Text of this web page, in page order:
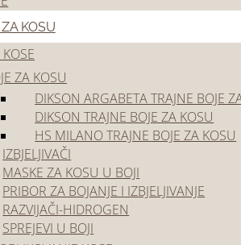
KOSU
KOSE
ZA KOSU
DIKSON ARGABETA TRAJNE BOJE
DIKSON TRAJNE BOJE ZA KOSU
HS MILANO TRAJNE BOJE ZA KOSU
IZBJELJIVAČI
MASKE ZA KOSU U BOJI
PRIBOR ZA BOJANJE I IZBJELJIVANJE
RAZVIJAČI-HIDROGEN
SPREJEVI U BOJI
nas
za sve upite vezane uz vaše